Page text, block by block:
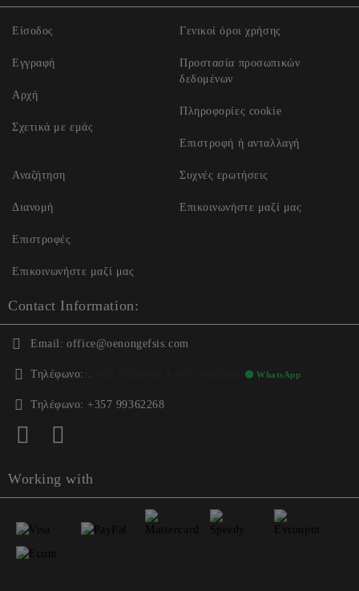
Είσοδος
Εγγραφή
Αρχή
Σχετικά με εμάς
Γενικοί όροι χρήσης
Προστασία προσωπικών
δεδομένων
Πληροφορίες cookie
Επιστροφή ή ανταλλαγή
Αναζήτηση
Διανομή
Επιστροφές
Επικοινωνήστε μαζί μας
Συχνές ερωτήσεις
Επικοινωνήστε μαζί μας
Contact Information:
Email: office@oenongefsis.com
Τηλέφωνο: 🟢 WhatsApp
Τηλέφωνο: +357 99362268
Working with